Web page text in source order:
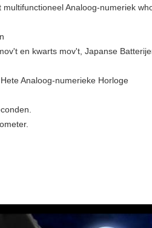
Analoog-numeriek
en kwarts mov't, Japanse
Analoog-numerieke Horloge